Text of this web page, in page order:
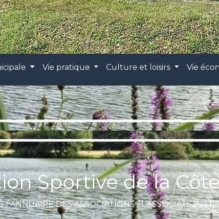
Vie pratique Culture et loisirs Vie
Sportive de la
/ANNUAIRE DES ASSOCIATIONS/L'ASSOCIATION